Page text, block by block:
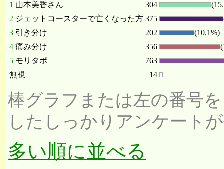
1 山本美香さん 304
2 ジェットコースターで亡くなった方 375
3 引き分け 202
(10.1%)
4 痛み分け 356
5 モリタポ
763
無視
14
棒グラフまたは左の番号
したしっかりアンケート
多い順に並べる